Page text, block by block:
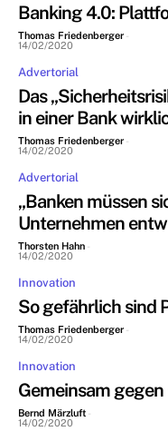
Banking 4.0:
Thomas Friedenberger -
14/02/2020
Advertorial
Das
in einer Bank
Thomas Friedenberger -
14/02/2020
Advertorial
„Banken müssen
Unternehmen
Thorsten Hahn -
14/02/2020
Innovation
So gefährlich sind
Thomas Friedenberger -
14/02/2020
Innovation
Gemeinsam
Bernd Märzluft -
14/02/2020